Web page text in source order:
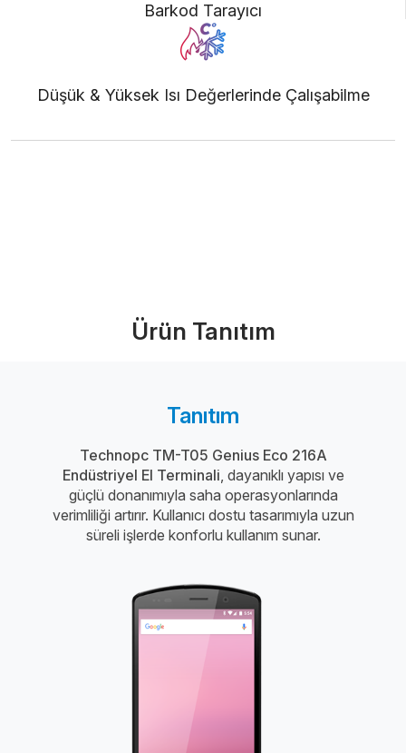
Barkod Tarayıcı
Düşük & Yüksek Isı Değerlerinde Çalışabilme
Ürün Tanıtım
Tanıtım
Technopc TM-T05 Genius Eco 216A
Endüstriyel El Terminali, dayanıklı yapısı ve
güçlü donanımıyla saha operasyonlarında
verimliliği artırır. Kullanıcı dostu tasarımıyla uzun
süreli işlerde konforlu kullanım sunar.